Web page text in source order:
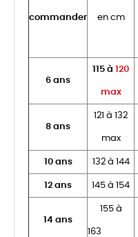
commander en cm
6 ans
115 à 120
max
8 ans
121 à 132
max
10 ans 132 à 144
12 ans 145 à 154
14 ans
155 à
163